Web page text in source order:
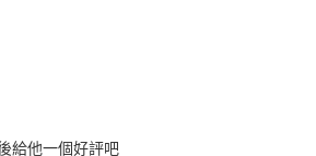
給他一個好評吧